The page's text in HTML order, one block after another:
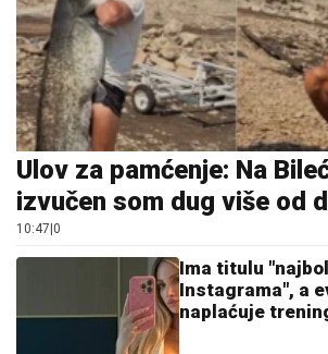
Ulov za pamćenje: Na
izvučen som dug više od
10:47|0
Ima titulu
Instagrama", a
naplaćuje